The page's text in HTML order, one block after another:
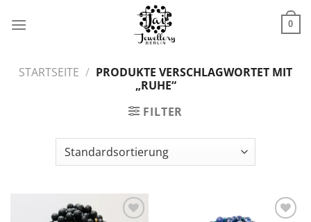
Inhalt
0
STARTSEITE / PRODUKTE VERSCHLAGWORTET MIT
„RUHE“
FILTER